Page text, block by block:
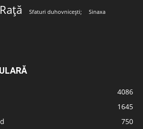
Sfaturi duhovnicești; Sinaxa
4086
1645
750